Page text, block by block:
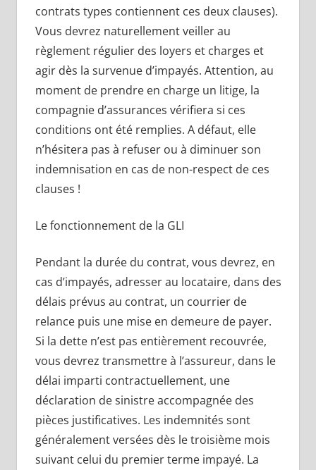
contrats types contiennent ces deux clauses).
Vous devrez naturellement veiller au
règlement régulier des loyers et charges et
agir dès la survenue d’impayés. Attention, au
moment de prendre en charge un litige, la
compagnie d’assurances vérifiera si ces
conditions ont été remplies. A défaut, elle
n’hésitera pas à refuser ou à diminuer son
indemnisation en cas de non-respect de ces
clauses !
Le fonctionnement de la GLI
Pendant la durée du contrat, vous devrez, en
cas d’impayés, adresser au locataire, dans des
délais prévus au contrat, un courrier de
relance puis une mise en demeure de payer.
Si la dette n’est pas entièrement recouvrée,
vous devrez transmettre à l’assureur, dans le
délai imparti contractuellement, une
déclaration de sinistre accompagnée des
pièces justificatives. Les indemnités sont
généralement versées dès le troisième mois
suivant celui du premier terme impayé. La